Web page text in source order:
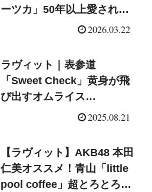
ーツカ」50年以上愛される
2026.03.22
ラヴィット｜表参道
「Sweet Check」黄身が飛
び出すオムライス
2025.08.21
【ラヴィット】AKB48 本田
仁美オススメ！青山「little
pool coffee」超とろとろオ